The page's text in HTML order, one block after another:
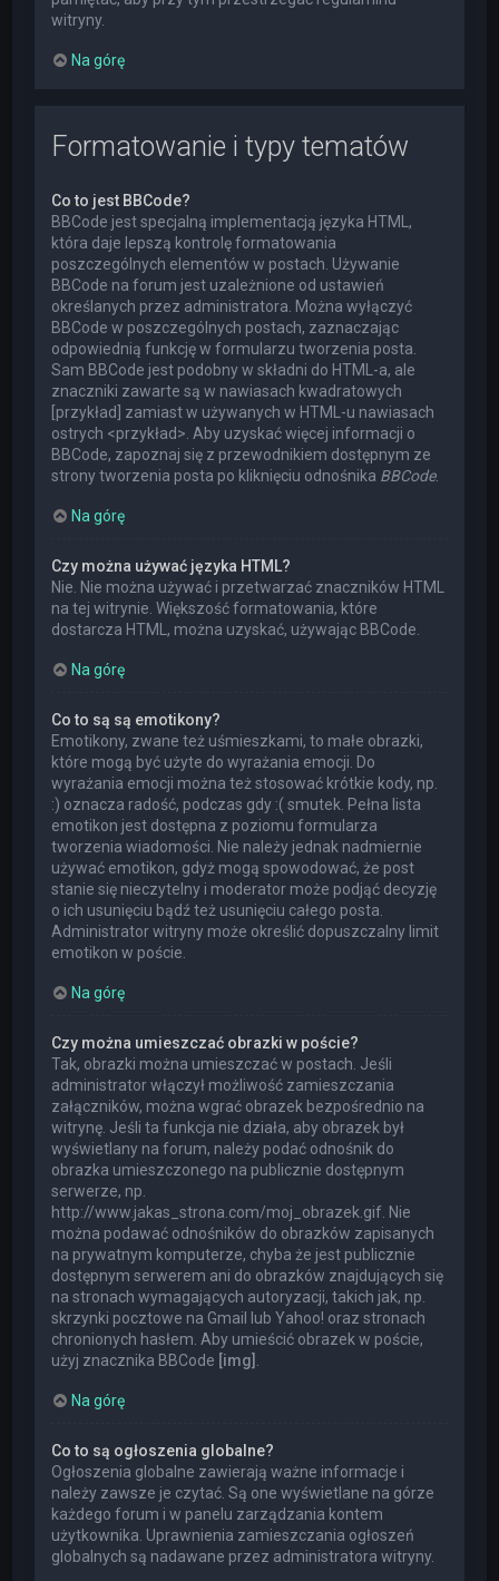
witryny.
Na górę
Formatowanie i typy tematów
Co to jest BBCode?
BBCode jest specjalną implementacją języka HTML,
która daje lepszą kontrolę formatowania
poszczególnych elementów w postach. Używanie
BBCode na forum jest uzależnione od ustawień
określanych przez administratora. Można wyłączyć
BBCode w poszczególnych postach, zaznaczając
odpowiednią funkcję w formularzu tworzenia posta.
Sam BBCode jest podobny w składni do HTML-a, ale
znaczniki zawarte są w nawiasach kwadratowych
[przykład] zamiast w używanych w HTML-u nawiasach
ostrych <przykład>. Aby uzyskać więcej informacji o
BBCode, zapoznaj się z przewodnikiem dostępnym ze
strony tworzenia posta po kliknięciu odnośnika BBCode.
Na górę
Czy można używać języka HTML?
Nie. Nie można używać i przetwarzać znaczników HTML
na tej witrynie. Większość formatowania, które
dostarcza HTML, można uzyskać, używając BBCode.
Na górę
Co to są są emotikony?
Emotikony, zwane też uśmieszkami, to małe obrazki,
które mogą być użyte do wyrażania emocji. Do
wyrażania emocji można też stosować krótkie kody, np.
:) oznacza radość, podczas gdy :( smutek. Pełna lista
emotikon jest dostępna z poziomu formularza
tworzenia wiadomości. Nie należy jednak nadmiernie
używać emotikon, gdyż mogą spowodować, że post
stanie się nieczytelny i moderator może podjąć decyzję
o ich usunięciu bądź też usunięciu całego posta.
Administrator witryny może określić dopuszczalny limit
emotikon w poście.
Na górę
Czy można umieszczać obrazki w poście?
Tak, obrazki można umieszczać w postach. Jeśli
administrator włączył możliwość zamieszczania
załączników, można wgrać obrazek bezpośrednio na
witrynę. Jeśli ta funkcja nie działa, aby obrazek był
wyświetlany na forum, należy podać odnośnik do
obrazka umieszczonego na publicznie dostępnym
serwerze, np.
http://www.jakas_strona.com/moj_obrazek.gif. Nie
można podawać odnośników do obrazków zapisanych
na prywatnym komputerze, chyba że jest publicznie
dostępnym serwerem ani do obrazków znajdujących się
na stronach wymagających autoryzacji, takich jak, np.
skrzynki pocztowe na Gmail lub Yahoo! oraz stronach
chronionych hasłem. Aby umieścić obrazek w poście,
użyj znacznika BBCode [img] .
Na górę
Co to są ogłoszenia globalne?
Ogłoszenia globalne zawierają ważne informacje i
należy zawsze je czytać. Są one wyświetlane na górze
każdego forum i w panelu zarządzania kontem
użytkownika. Uprawnienia zamieszczania ogłoszeń
globalnych są nadawane przez administratora witryny.